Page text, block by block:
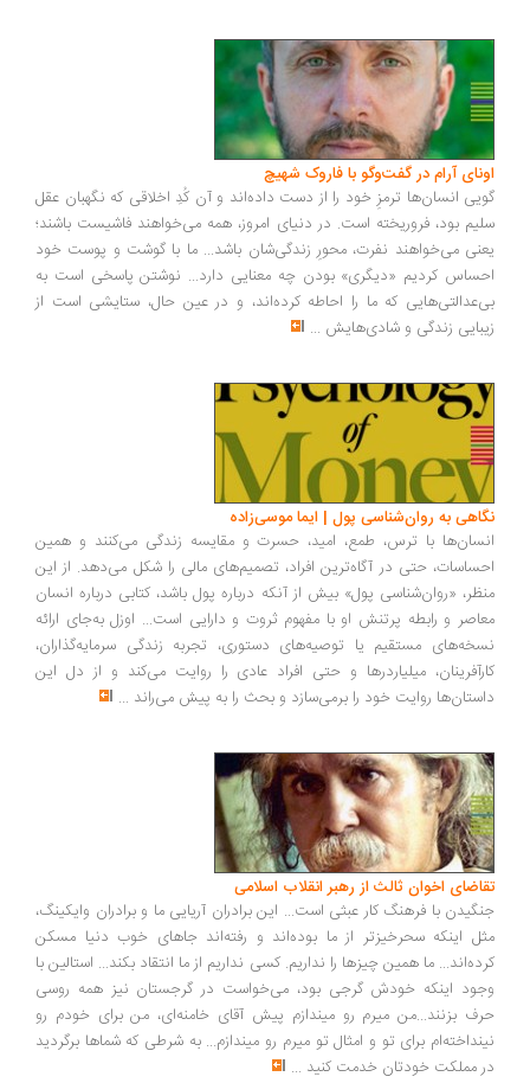
اونای آرام در گفت‌وگو با فاروک شهیچ‭
گویی انسان‌ها ترمزِ خود را از دست داده‌اند و آن کُدِ اخلاقی که نگهبان عقل
سلیم بود، فروریخته است. در دنیای امروز، همه می‌خواهند فاشیست باشند؛
یعنی می‌خواهند نفرت، محورِ زندگی‌شان باشد... ما با گوشت و پوست خود
احساس کردیم «دیگری» بودن چه معنایی دارد... نوشتن پاسخی است به
بی‌عدالتی‌هایی که ما را احاطه کرده‌اند، و در عین حال، ستایشی است از
زیبایی زندگی و شادی‌هایش ...
نگاهی به روان‌شناسی پول | ایما موسی‌زاده
انسان‌ها با ترس، طمع، امید، حسرت و مقایسه زندگی می‌کنند و همین
احساسات، حتی در آگاه‌ترین افراد، تصمیم‌های مالی را شکل می‌دهد. از این
منظر، «روان‌شناسی پول» بیش از آنکه درباره پول باشد، کتابی درباره انسان
معاصر و رابطه پرتنش او با مفهوم ثروت و دارایی است... اوزل به‌جای ارائه
نسخه‌های مستقیم یا توصیه‌های دستوری، تجربه زندگی سرمایه‌گذاران،
کارآفرینان، میلیاردرها و حتی افراد عادی را روایت می‌کند و از دل این
داستان‌ها روایت خود را برمی‌سازد و بحث را به پیش می‌راند ...
تقاضای اخوان ثالث از رهبر انقلاب اسلامی
جنگیدن با فرهنگ کار عبثی است... این برادران آریایی ما و برادران وایکینگ،
مثل اینکه سحرخیزتر از ما بوده‌اند و رفته‌اند جاهای خوب دنیا مسکن
کرده‌اند... ما همین چیزها را نداریم. کسی نداریم از ما انتقاد بکند... استالین با
وجود اینکه خودش گرجی بود، می‌خواست در گرجستان نیز همه روسی
حرف بزنند...من میرم رو میندازم پیش آقای خامنه‌ای، من برای خودم رو
نینداخته‌ام برای تو و امثال تو میرم رو میندازم... به شرطی که شماها برگردید
در مملکت خودتان خدمت کنید ...